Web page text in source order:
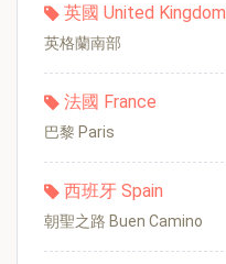
英國 United Kingdom
英格蘭南部
法國 France
巴黎 Paris
西班牙 Spain
朝聖之路 Buen Camino